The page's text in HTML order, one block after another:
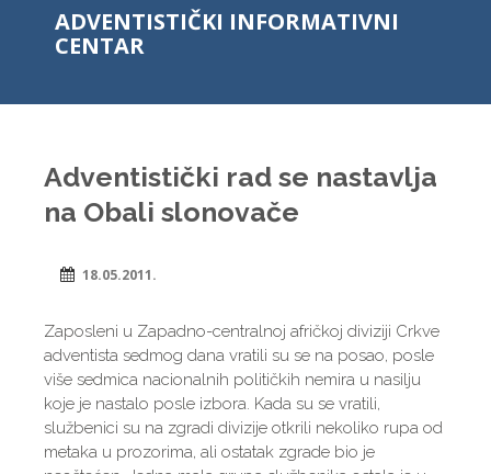
ADVENTISTIČKI INFORMATIVNI
CENTAR
Adventistički rad se nastavlja
na Obali slonovače
18.05.2011.
Zaposleni u Zapadno-centralnoj afričkoj diviziji Crkve
adventista sedmog dana vratili su se na posao, posle
više sedmica nacionalnih političkih nemira u nasilju
koje je nastalo posle izbora. Kada su se vratili,
službenici su na zgradi divizije otkrili nekoliko rupa od
metaka u prozorima, ali ostatak zgrade bio je